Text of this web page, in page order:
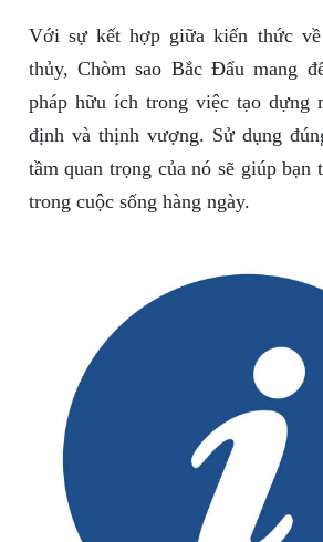
Với sự kết hợp giữa kiến thức
thủy, Chòm sao Bắc Đẩu mang
pháp hữu ích trong việc tạo dựng
định và thịnh vượng. Sử dụng
tầm quan trọng của nó sẽ giúp
trong cuộc sống hàng ngày.